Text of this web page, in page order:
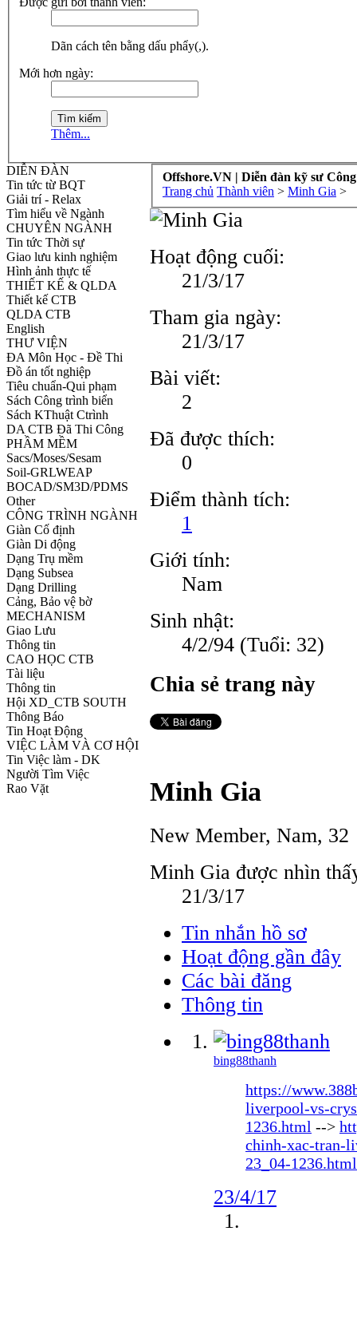
Dãn cách tên bằng dấu phẩy(,).
Mới hơn ngày:
Thêm...
DIỄN ĐÀN
Tin tức từ BQT
Giải trí - Relax
Tìm hiểu về Ngành
CHUYÊN NGÀNH
Tin tức Thời sự
Giao lưu kinh nghiệm
Hình ảnh thực tế
THIẾT KẾ & QLDA
Thiết kế CTB
QLDA CTB
English
THƯ VIỆN
ĐA Môn Học - Đề Thi
Đồ án tốt nghiệp
Tiêu chuẩn-Qui phạm
Sách Công trình biển
Sách KThuật Ctrình
DA CTB Đã Thi Công
PHẦM MỀM
Sacs/Moses/Sesam
Soil-GRLWEAP
BOCAD/SM3D/PDMS
Other
CÔNG TRÌNH NGÀNH
Giàn Cố định
Giàn Di động
Dạng Trụ mềm
Dạng Subsea
Dạng Drilling
Cảng, Bảo vệ bờ
MECHANISM
Giao Lưu
Thông tin
CAO HỌC CTB
Tài liệu
Thông tin
Hội XD_CTB SOUTH
Thông Báo
Tin Hoạt Động
VIỆC LÀM VÀ CƠ HỘI
Tin Việc làm - DK
Người Tìm Việc
Rao Vặt
Offshore.VN | Diễn đàn kỹ sư
Trang chủ Thành viên > Minh Gia >
Hoạt động cuối:
21/3/17
Tham gia ngày:
21/3/17
Bài viết:
2
Đã được thích:
0
Điểm thành tích:
1
Giới tính:
Nam
Sinh nhật:
4/2/94 (Tuổi: 32)
Chia sẻ trang này
Minh Gia
New Member, Nam, 32
Minh Gia được nhìn
21/3/17
Tin nhắn hồ sơ
Hoạt động gần đây
Các bài đăng
Thông tin
bing88thanh
https://
liverpool-vs-
1236.html -->
chinh-xac-tran-
23_04-1236.html
23/4/17